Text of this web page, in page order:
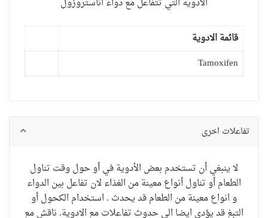
قائمة الادوية
Tamoxifen
تفاعلات اخرى
لا ينبغي أن تستخدم بعض الأدوية في أو حول وقت تناول
الطعام أو تناول أنواع معينة من الغذاء لان تفاعل بين الدواء
و انواع معينة من الطعام قد يحدث . استخدام الكحول أو
التبغ قد يؤدي ايضا الى حدوث تفاعلات مع الادوية. ناقش مع